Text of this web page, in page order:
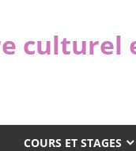
culturel
COURS ET STAGES